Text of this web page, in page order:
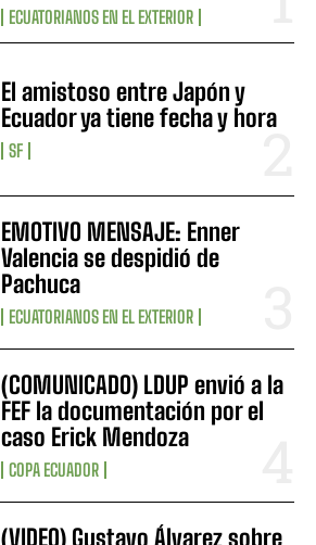
ECUATORIANOS EN EL EXTERIOR
El amistoso entre Japón y
Ecuador ya tiene fecha y hora
SF
EMOTIVO MENSAJE: Enner
Valencia se despidió de
Pachuca
ECUATORIANOS EN EL EXTERIOR
(COMUNICADO) LDUP envió a la
FEF la documentación por el
caso Erick Mendoza
COPA ECUADOR
(VIDEO) Gustavo Álvarez sobre